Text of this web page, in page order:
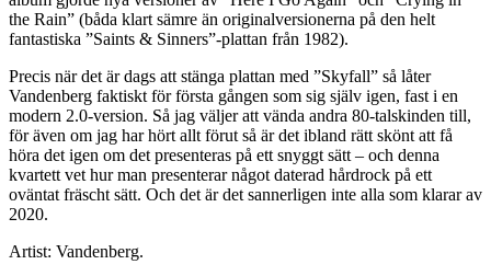
the Rain” (båda klart sämre än originalversionerna på den helt
fantastiska ”Saints & Sinners”-plattan från 1982).
Precis när det är dags att stänga plattan med ”Skyfall” så låter
Vandenberg faktiskt för första gången som sig själv igen, fast i en
modern 2.0-version. Så jag väljer att vända andra 80-talskinden till,
för även om jag har hört allt förut så är det ibland rätt skönt att få
höra det igen om det presenteras på ett snyggt sätt – och denna
kvartett vet hur man presenterar något daterad hårdrock på ett
oväntat fräscht sätt. Och det är det sannerligen inte alla som klarar av
2020.
Artist: Vandenberg.